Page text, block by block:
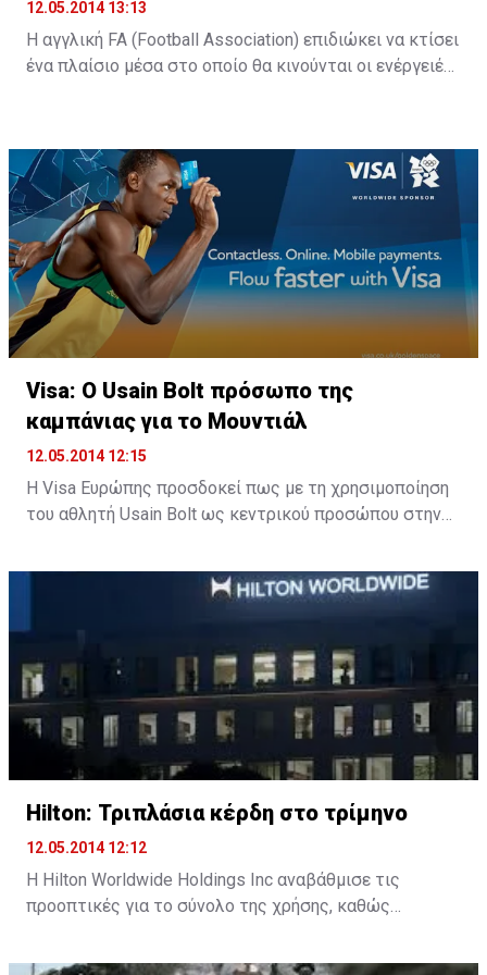
12.05.2014 13:13
Η αγγλική FA (Football Association) επιδιώκει να κτίσει
ένα πλαίσιο μέσα στο οποίο θα κινούνται οι ενέργειές
φιλάθλους, με απώτερο σκοπό –βεβαίως- να
ενισχύσει τα κέρδη της από την εμπορική διαχέιρση
του αγγλικού ποδοσφαίρου.
Στόχος της FA είναι αναπτύξει το online κομμάτι της
εμπορικής διαχείρισης, δίδοντας μεγαλύτερη προβολή
στους χορηγούς της.
Visa: Ο Usain Bolt πρόσωπο της
καμπάνιας για το Μουντιάλ
12.05.2014 12:15
H Visa Ευρώπης προσδοκεί πως με τη χρησιμοποίηση
του αθλητή Usain Bolt ως κεντρικού προσώπου στην
Βραζιλία, θα τοποθετηθεί γερά στον επικοινωνιακό
χάρτη της διοργάνωσης.
Μάλιστα, η Visa ευελπιστεί πως με τον αθλητή μπορεί
να κερδίσει έναντι των ανταγωνιστών της.
Η καμπάνια της Visa θα ξεκινήσει τον ερχόμενο μήνα
και θα προβάλλει τον Bolt να παίζει ποδόσφαιρο σε
διάφορες χώρε και να καταλήγει στη Βραζιλία, όπου
διεξάγεται το Μουντιάλ από τα μέσα Ιουνίου έως τα
μέσα Ιουλίου.
Hilton: Τριπλάσια κέρδη στο τρίμηνο
12.05.2014 12:12
Η Hilton Worldwide Holdings Inc αναβάθμισε τις
προοπτικές για το σύνολο της χρήσης, καθώς
τριπλασιάστηκαν εξαιτίας (εν μέρει) των υψηλότερων